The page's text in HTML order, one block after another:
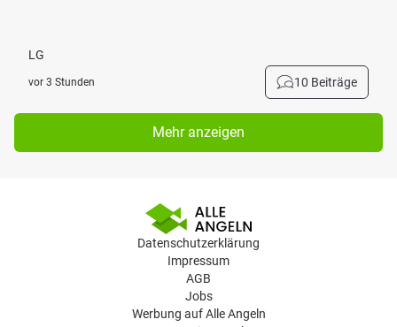
LG
vor 3 Stunden 10 Beiträge
Mehr anzeigen
Datenschutzerklärung
Impressum
AGB
Jobs
Werbung auf Alle Angeln